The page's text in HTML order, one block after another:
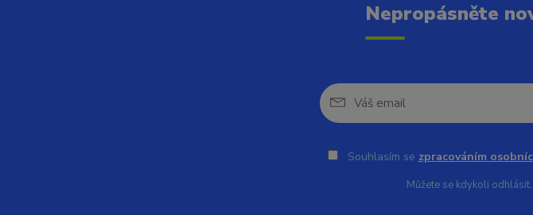
Nepropásněte
Souhlasím se zpracováním
Můžete se kdykoli